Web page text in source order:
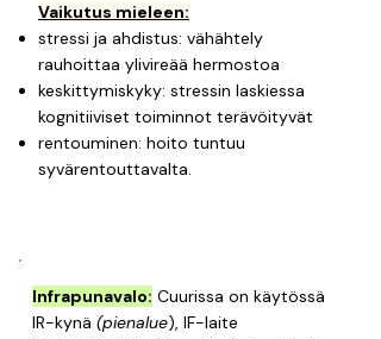
Vaikutus mieleen:
stressi ja ahdistus: vähähtely
rauhoittaa ylivireää hermostoa
keskittymiskyky: stressin laskiessa
kognitiiviset toiminnot terävöityvät
rentouminen: hoito tuntuu
syvärentouttavalta.
​​Infrapunavalo: Cuurissa on käytössä
IR-kynä (pienalue), IF-laite